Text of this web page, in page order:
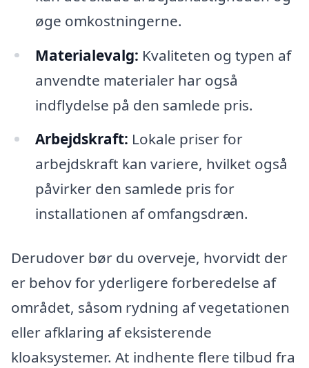
øge omkostningerne.
Materialevalg: Kvaliteten og typen af
anvendte materialer har også
indflydelse på den samlede pris.
Arbejdskraft: Lokale priser for
arbejdskraft kan variere, hvilket også
påvirker den samlede pris for
installationen af omfangsdræn.
Derudover bør du overveje, hvorvidt der
er behov for yderligere forberedelse af
området, såsom rydning af vegetationen
eller afklaring af eksisterende
kloaksystemer. At indhente flere tilbud fra